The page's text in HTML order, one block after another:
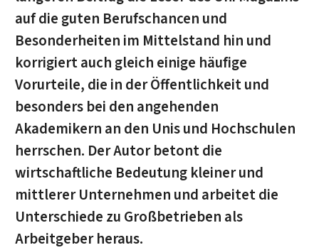
auf die guten Berufschancen und
Besonderheiten im Mittelstand hin und
korrigiert auch gleich einige häufige
Vorurteile, die in der Öffentlichkeit und
besonders bei den angehenden
Akademikern an den Unis und Hochschulen
herrschen. Der Autor betont die
wirtschaftliche Bedeutung kleiner und
mittlerer Unternehmen und arbeitet die
Unterschiede zu Großbetrieben als
Arbeitgeber heraus.